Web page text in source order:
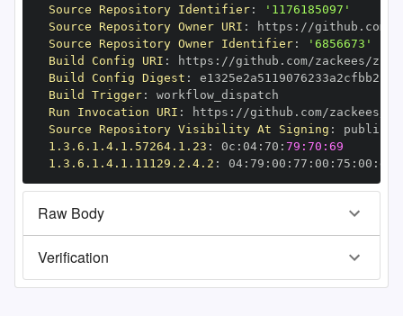
Source Repository Identifier:
'1176185097'
Source Repository Owner URI : https :
Source Repository Owner Identifier:
'6856673'
Build Config URI : https : //github.com/zackees/
Build Config Digest :
Build Trigger:
Run Invocation URI : https :
Source Repository Visibility At Signing :
1.3.6.1.4.1.57264.1.23 : 0c : 04: 70 : 79:70:69
1.3.6.1.4.1.11129.2.4.2 : 04: 79 : 00 : 77 : 00 : 75 : 00 : dd
Raw Body
Verification